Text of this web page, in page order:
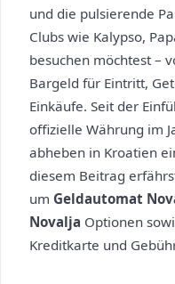
und die pulsierende
Clubs wie Kalypso,
besuchen möchtest –
Bargeld für Eintritt,
Einkäufe. Seit der
offizielle Währung im
abheben in Kroatien
diesem Beitrag
um Geldautomat
Novalja Optionen
Kreditkarte und